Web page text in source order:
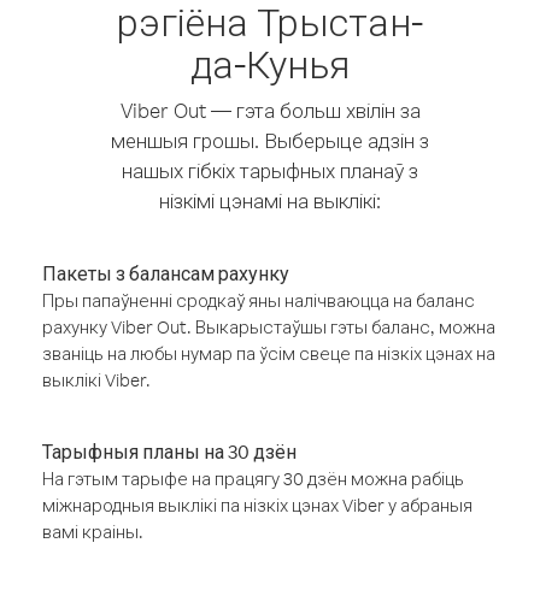
рэгіёна Трыстан-
да-Кунья
Viber Out — гэта больш хвілін за
меншыя грошы. Выберыце адзін з
нашых гібкіх тарыфных планаў з
нізкімі цэнамі на выклікі:
Пакеты з балансам рахунку
Пры папаўненні сродкаў яны налічваюцца на баланс
рахунку Viber Out. Выкарыстаўшы гэты баланс, можна
званіць на любы нумар па ўсім свеце па нізкіх цэнах на
выклікі Viber.
Тарыфныя планы на 30 дзён
На гэтым тарыфе на працягу 30 дзён можна рабіць
міжнародныя выклікі па нізкіх цэнах Viber у абраныя
вамі краіны.